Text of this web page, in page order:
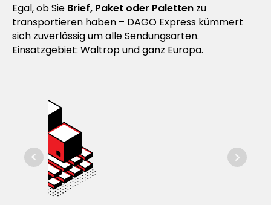
Egal, ob Sie Brief, Paket oder Paletten zu
transportieren haben – DAGO Express kümmert
sich zuverlässig um alle Sendungsarten.
Einsatzgebiet: Waltrop und ganz Europa.